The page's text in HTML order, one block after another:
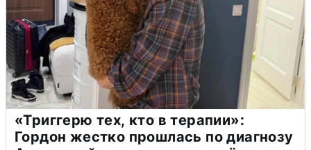
«Триггерю тех, кто в терапии»:
Гордон жестко прошлась по диагнозу